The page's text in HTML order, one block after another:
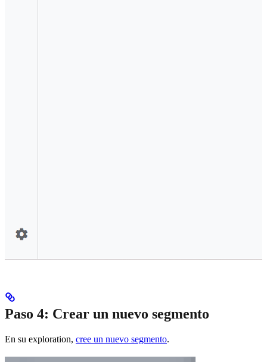
Paso 4: Crear un nuevo segmento
En su exploration, cree un nuevo segmento.